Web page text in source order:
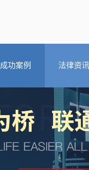
成功案例 法律资讯